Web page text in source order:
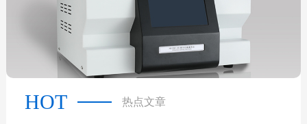
HOT 热点文章